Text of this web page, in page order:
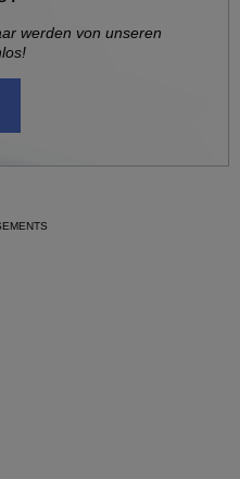
werden von unseren